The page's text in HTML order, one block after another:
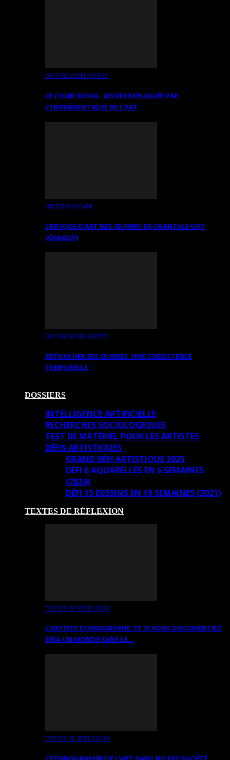
OEUVRES EXPLIQUÉES
LE CYGNE ROYAL. ŒUVRE EXPLIQUÉE PAR
L’HERMÉNEUTIQUE DE L’ART
CRITIQUES D’ART
CRITIQUE D’ART DES ŒUVRES DE CHANTALE GUY
(CHAGUY)
OEUVRES EXPLIQUÉES
RETOUCHER SES ŒUVRES. UNE COEXISTENCE
TEMPORELLE
DOSSIERS
INTELLIGENCE ARTIFICIELLE
RECHERCHES SOCIOLOGIQUES
TEST DE MATÉRIEL POUR LES ARTISTES
DÉFIS ARTISTIQUES
GRAND DÉFI ARTISTIQUE 2025
DÉFI 6 AQUARELLES EN 6 SEMAINES
(2024)
DÉFI 15 DESSINS EN 15 SEMAINES (2021)
TEXTES DE RÉFLEXION
TEXTES DE RÉFLEXION
L’ARTISTE ETHNOGRAPHE: ET SI VOUS DOCUMENTIEZ
DÉJÀ UN MONDE SANS LE…
TEXTES DE RÉFLEXION